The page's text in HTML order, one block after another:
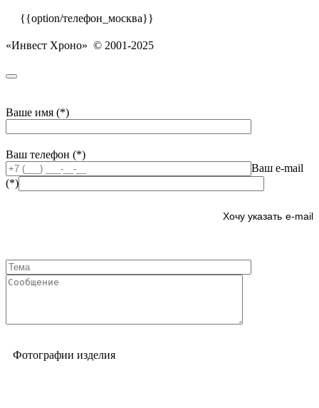
{{option/телефон_москва}}
«Инвест Хроно» © 2001-2025
Ваше имя (*)
Ваш телефон (*)
Ваш e-mail
(*)
e-mail
Фотографии изделия